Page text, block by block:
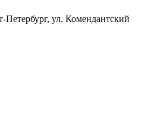
Петербург, ул. Комендантский